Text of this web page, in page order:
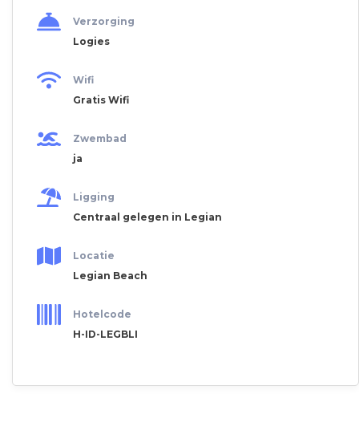
Verzorging
Logies
Wifi
Gratis Wifi
Zwembad
ja
Ligging
Centraal gelegen in Legian
Locatie
Legian Beach
Hotelcode
H-ID-LEGBLI